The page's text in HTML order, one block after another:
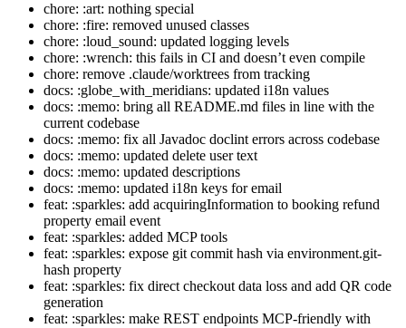
chore: :art: nothing special
chore: :fire: removed unused classes
chore: :loud_sound: updated logging levels
chore: :wrench: this fails in CI and doesn’t even compile
chore: remove .claude/worktrees from tracking
docs: :globe_with_meridians: updated i18n values
docs: :memo: bring all README.md files in line with the
current codebase
docs: :memo: fix all Javadoc doclint errors across codebase
docs: :memo: updated delete user text
docs: :memo: updated descriptions
docs: :memo: updated i18n keys for email
feat: :sparkles: add acquiringInformation to booking refund
property email event
feat: :sparkles: added MCP tools
feat: :sparkles: expose git commit hash via environment.git-
hash property
feat: :sparkles: fix direct checkout data loss and add QR code
generation
feat: :sparkles: make REST endpoints MCP-friendly with